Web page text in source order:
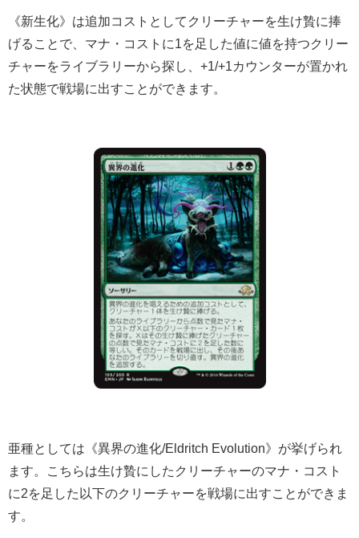
《新生化》は追加コストとしてクリーチャーを生け贄に捧
げることで、マナ・コストに1を足した値に値を持つクリー
チャーをライブラリーから探し、+1/+1カウンターが置かれ
た状態で戦場に出すことができます。
亜種としては《異界の進化/Eldritch Evolution》が挙げられ
ます。こちらは生け贄にしたクリーチャーのマナ・コスト
に2を足した以下のクリーチャーを戦場に出すことができま
す。